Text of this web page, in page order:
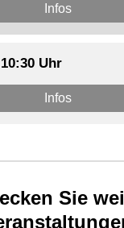
Infos
Uhr
Infos
Sie